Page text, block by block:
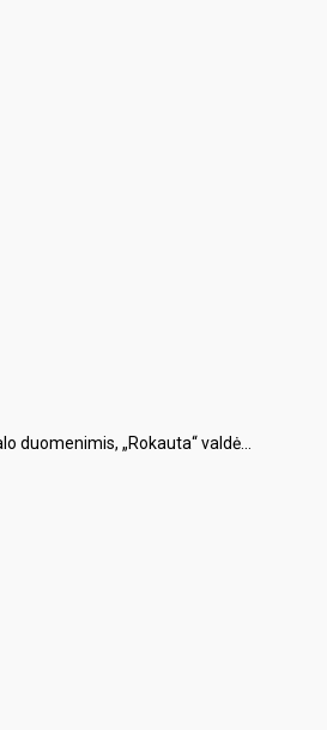
„Rokauta“ valdė...